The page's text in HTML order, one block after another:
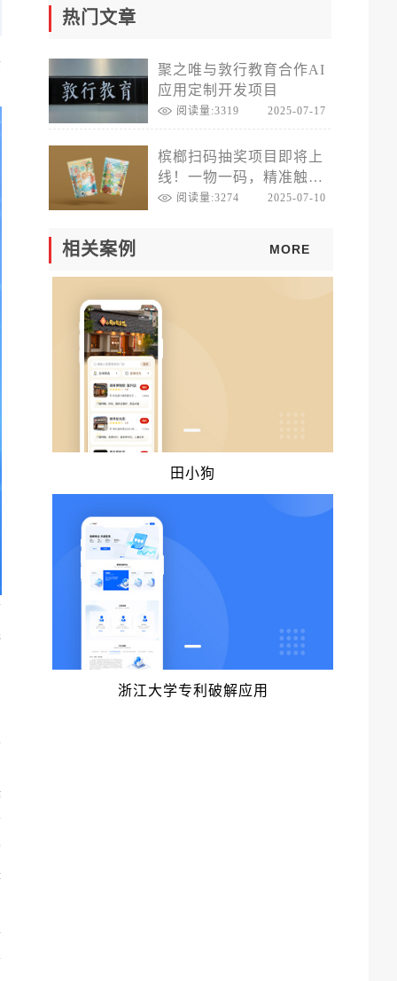
热门文章
聚之唯与敦行教育合作AI
应用定制开发项目
阅读量:3319 2025-07-17
槟榔扫码抽奖项目即将上
线！一物一码，精准触
达！阅读量:3274 2025-07-10
相关案例 MORE
田小狗
浙江大学专利破解应用